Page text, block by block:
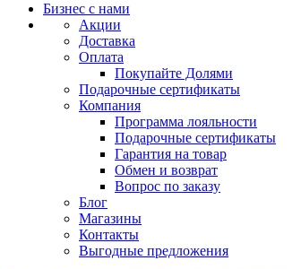
Бизнес с нами
Акции
Доставка
Оплата
Покупайте Долями
Подарочные сертификаты
Компания
Программа лояльности
Подарочные сертификаты
Гарантия на товар
Обмен и возврат
Вопрос по заказу
Блог
Магазины
Контакты
Выгодные предложения